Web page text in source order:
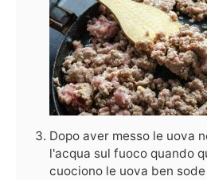
Dopo aver messo le uova
l'acqua sul fuoco quando
cuociono le uova ben